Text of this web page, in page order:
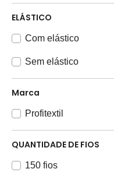
ELÁSTICO
Com elástico
Sem elástico
Marca
Profitextil
QUANTIDADE DE FIOS
150 fios